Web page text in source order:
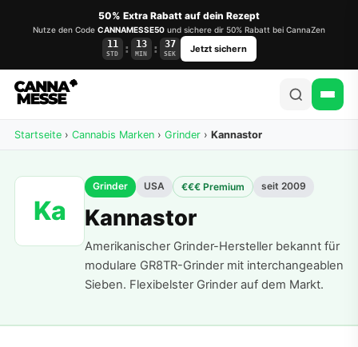
50% Extra Rabatt auf dein Rezept
Nutze den Code CANNAMESSE50 und sichere dir 50% Rabatt bei CannaZen
11
STD : 13
MIN : 37
SEK Jetzt sichern
Startseite › Cannabis Marken › Grinder › Kannastor
Ka
Grinder USA €€€ Premium seit 2009
Kannastor
Amerikanischer Grinder-Hersteller bekannt für
modulare GR8TR-Grinder mit interchangeablen
Sieben. Flexibelster Grinder auf dem Markt.